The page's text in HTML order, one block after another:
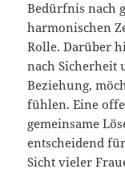
Bedürfnis nach
harmonischen
Rolle. Darüber
nach Sicherheit
Beziehung,
fühlen. Eine
gemeinsame
entscheidend
Sicht vieler